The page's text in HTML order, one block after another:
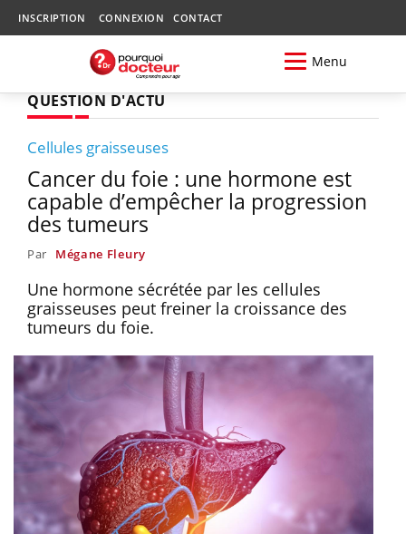
INSCRIPTION CONNEXION CONTACT
Menu
QUESTION D'ACTU
Cellules graisseuses
Cancer du foie : une hormone est
capable d’empêcher la progression
des tumeurs
Par Mégane Fleury
Une hormone sécrétée par les cellules
graisseuses peut freiner la croissance des
tumeurs du foie.